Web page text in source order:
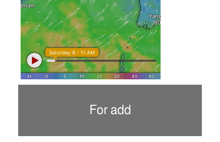
For add